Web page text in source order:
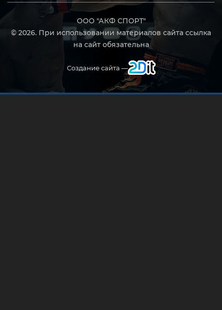
ООО "АКФ СПОРТ"
© 2026. При использовании материалов сайта ссылка
на сайт обязательна
Создание сайта —